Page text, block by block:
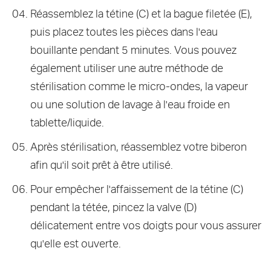
Réassemblez la tétine (C) et la bague filetée (E),
puis placez toutes les pièces dans l'eau
bouillante pendant 5 minutes. Vous pouvez
également utiliser une autre méthode de
stérilisation comme le micro-ondes, la vapeur
ou une solution de lavage à l'eau froide en
tablette/liquide.
Après stérilisation, réassemblez votre biberon
afin qu'il soit prêt à être utilisé.
Pour empêcher l'affaissement de la tétine (C)
pendant la tétée, pincez la valve (D)
délicatement entre vos doigts pour vous assurer
qu'elle est ouverte.